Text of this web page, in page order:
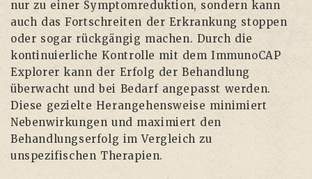
nur zu einer Symptomreduktion, sondern kann
auch das Fortschreiten der Erkrankung stoppen
oder sogar rückgängig machen. Durch die
kontinuierliche Kontrolle mit dem ImmunoCAP
Explorer kann der Erfolg der Behandlung
überwacht und bei Bedarf angepasst werden.
Diese gezielte Herangehensweise minimiert
Nebenwirkungen und maximiert den
Behandlungserfolg im Vergleich zu
unspezifischen Therapien.